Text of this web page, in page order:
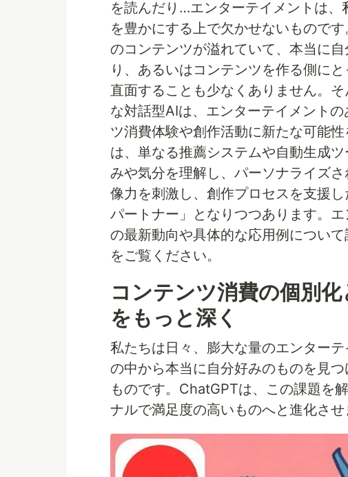
を読んだり…エンターテイメントは
を豊かにする上で欠かせないもので
のコンテンツが溢れていて、本当に
り、あるいはコンテンツを作る側に
直面することも少なくありません。
な対話型AIは、エンターテイメント
ツ消費体験や創作活動に新たな可能
は、単なる推薦システムや自動生成
みや気分を理解し、パーソナライズ
像力を刺激し、創作プロセスを支援
パートナー」となりつつあります。
の最新動向や具体的な応用例につい
をご覧ください。
コンテンツ消費の個別化
をもっと深く
私たちは日々、膨大な量のエンター
の中から本当に自分好みのものを見
ものです。ChatGPTは、この課題を
ナルで満足度の高いものへと進化させ